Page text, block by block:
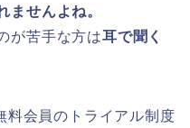
ませんよね。
が苦手な方は耳で聞く
料会員のトライアル制度